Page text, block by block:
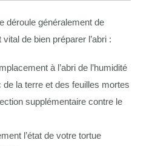
déroule généralement de
de bien préparer l’abri :
à l’abri de l’humidité
de la terre et des feuilles mortes
supplémentaire contre le
l’état de votre tortue